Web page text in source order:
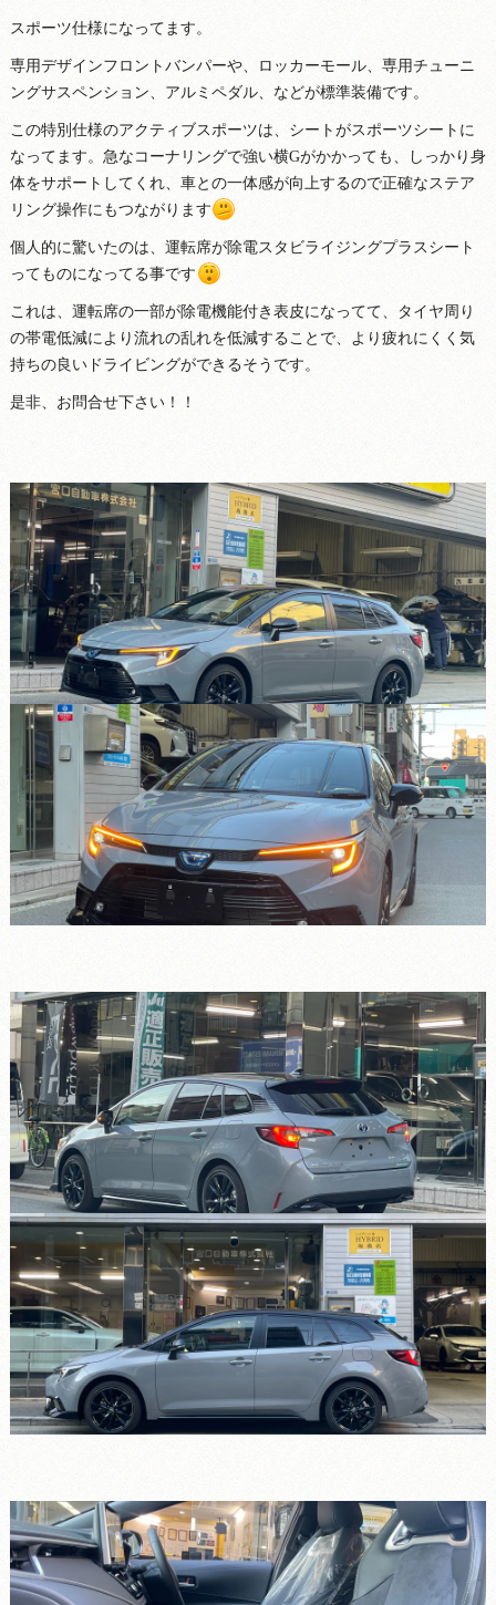
スポーツ仕様になってます。
専用デザインフロントバンパーや、ロッカーモール、専用チューニ
ングサスペンション、アルミペダル、などが標準装備です。
この特別仕様のアクティブスポーツは、シートがスポーツシートに
なってます。急なコーナリングで強い横Gがかかっても、しっかり身
体をサポートしてくれ、車との一体感が向上するので正確なステア
リング操作にもつながります
個人的に驚いたのは、運転席が除電スタビライジングプラスシート
ってものになってる事です
これは、運転席の一部が除電機能付き表皮になってて、タイヤ周り
の帯電低減により流れの乱れを低減することで、より疲れにくく気
持ちの良いドライビングができるそうです。
是非、お問合せ下さい！！